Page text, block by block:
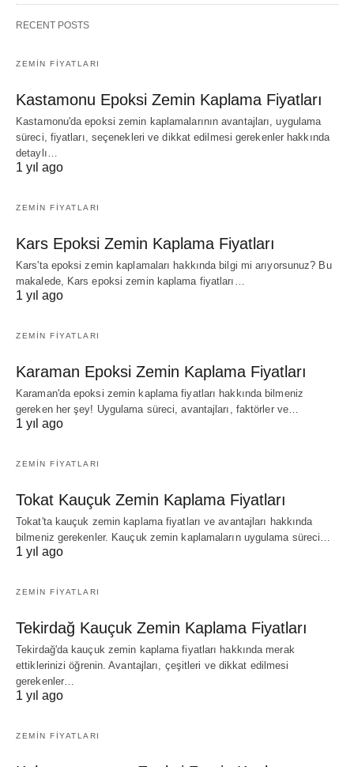
RECENT POSTS
ZEMIN FIYATLARI
Kastamonu Epoksi Zemin Kaplama Fiyatları
Kastamonu'da epoksi zemin kaplamalarının avantajları, uygulama
süreci, fiyatları, seçenekleri ve dikkat edilmesi gerekenler hakkında
detaylı…
1 yıl ago
ZEMIN FIYATLARI
Kars Epoksi Zemin Kaplama Fiyatları
Kars'ta epoksi zemin kaplamaları hakkında bilgi mi arıyorsunuz? Bu
makalede, Kars epoksi zemin kaplama fiyatları…
1 yıl ago
ZEMIN FIYATLARI
Karaman Epoksi Zemin Kaplama Fiyatları
Karaman'da epoksi zemin kaplama fiyatları hakkında bilmeniz
gereken her şey! Uygulama süreci, avantajları, faktörler ve…
1 yıl ago
ZEMIN FIYATLARI
Tokat Kauçuk Zemin Kaplama Fiyatları
Tokat'ta kauçuk zemin kaplama fiyatları ve avantajları hakkında
bilmeniz gerekenler. Kauçuk zemin kaplamaların uygulama süreci…
1 yıl ago
ZEMIN FIYATLARI
Tekirdağ Kauçuk Zemin Kaplama Fiyatları
Tekirdağ'da kauçuk zemin kaplama fiyatları hakkında merak
ettiklerinizi öğrenin. Avantajları, çeşitleri ve dikkat edilmesi
gerekenler…
1 yıl ago
ZEMIN FIYATLARI